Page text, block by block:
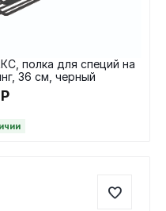
полка для специй на
36 см, черный
Р